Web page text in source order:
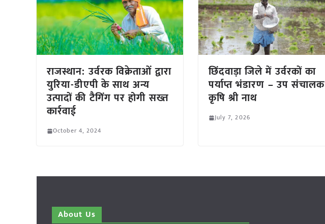
राजस्थान: उर्वरक विक्रेताओं द्वारा
युरिया-डीएपी के साथ अन्य
उत्पादों की टैगिंग पर होगी सख्त
कार्रवाई
October 4, 2024
छिंदवाड़ा जिले में उर्वरकों का
पर्याप्त भंडारण – उप संचालक
कृषि श्री नाथ
July 7, 2026
About Us